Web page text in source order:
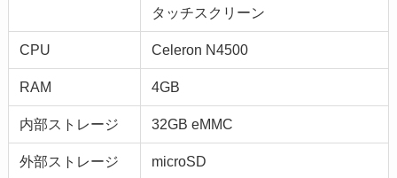
タッチスクリーン
CPU Celeron N4500
RAM 4GB
内部ストレージ 32GB eMMC
外部ストレージ microSD